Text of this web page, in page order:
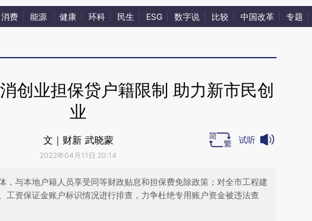
消费 能源 健康 环科 民生 ESG 数字说 比较 中国改革 专题
创业担保贷户籍限制 助力新市民创
业
文｜财新 武晓蒙
2022年04月11日 20:14
试听
，与本地户籍人员享受同等财政贴息和担保费免除政策；对全市工程建
工资保证金账户标识情况进行排查，力争杜绝专用账户资金被违法查